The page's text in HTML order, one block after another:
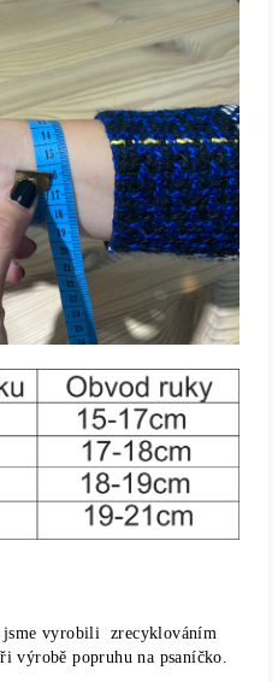
jsme vyrobili zrecyklováním
výrobě popruhu na psaníčko.